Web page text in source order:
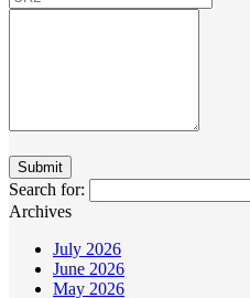
Search for:
Archives
July 2026
June 2026
May 2026